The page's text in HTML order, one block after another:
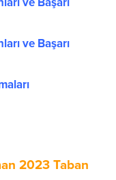
ve Başarı
2023 Taban